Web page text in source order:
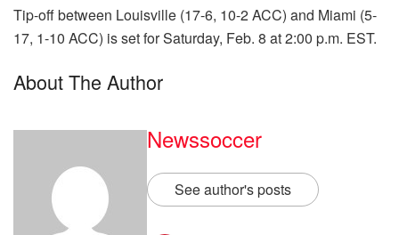
Tip-off between Louisville (17-6, 10-2 ACC) and Miami (5-
17, 1-10 ACC) is set for Saturday, Feb. 8 at 2:00 p.m. EST.
About The Author
Newssoccer
See author's posts